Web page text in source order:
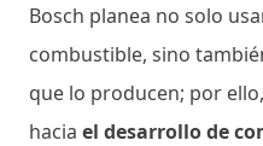
Bosch planea no solo
combustible, sino
que lo producen; por
hacia el desarrollo de